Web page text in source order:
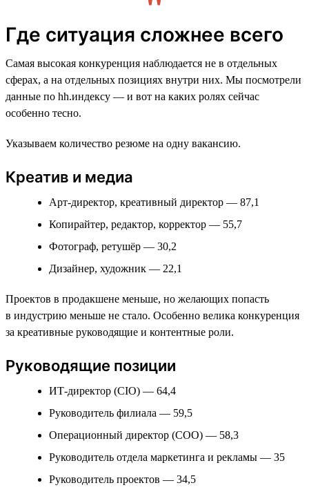
Где ситуация сложнее всего
Самая высокая конкуренция наблюдается не в отдельных
сферах, а на отдельных позициях внутри них. Мы посмотрели
данные по hh.индексу — и вот на каких ролях сейчас
особенно тесно.
Указываем количество резюме на одну вакансию.
Креатив и медиа
Арт-директор, креативный директор — 87,1
Копирайтер, редактор, корректор — 55,7
Фотограф, ретушёр — 30,2
Дизайнер, художник — 22,1
Проектов в продакшене меньше, но желающих попасть
в индустрию меньше не стало. Особенно велика конкуренция
за креативные руководящие и контентные роли.
Руководящие позиции
ИТ-директор (CIO) — 64,4
Руководитель филиала — 59,5
Операционный директор (COO) — 58,3
Руководитель отдела маркетинга и рекламы — 35
Руководитель проектов — 34,5